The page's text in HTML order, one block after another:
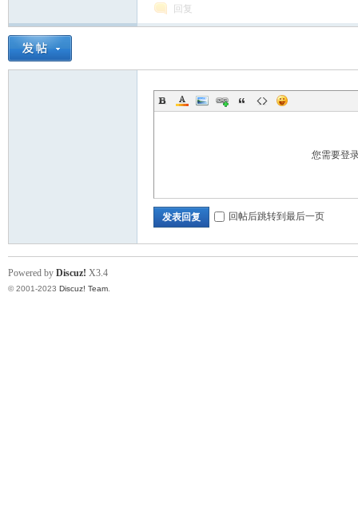
D
回复
您需要登
发表回复 回帖后跳转到最后一页
Powered by Discuz! X3.4
© 2001-2023 Discuz! Team